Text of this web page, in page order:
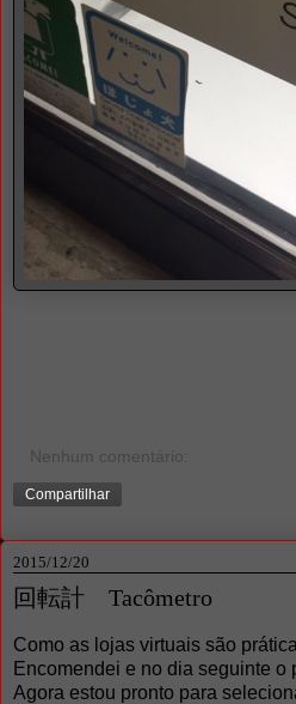
Nenhum comentário:
Compartilhar
2015/12/20
回転計 Tacômetro
Como as lojas virtuais são
Encomendei e no dia seguinte o
Agora estou pronto para